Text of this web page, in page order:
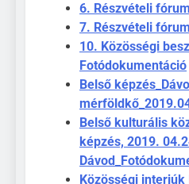
6. Részvételi
7. Részvételi
10. Közösségi
Fotódokumentáció
Belső
Belső kulturális
képzés, 2019.
Közösségi